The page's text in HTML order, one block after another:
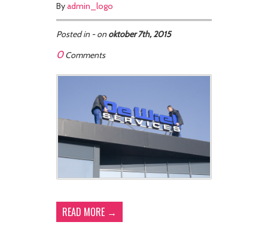
Byadmin_logo
Posted in - on oktober 7th, 2015
0Comments
READ MORE →